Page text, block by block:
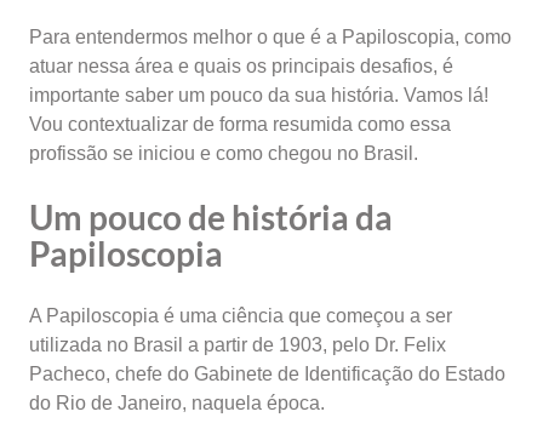
Para entendermos melhor o que é a Papiloscopia, como
atuar nessa área e quais os principais desafios, é
importante saber um pouco da sua história. Vamos lá!
Vou contextualizar de forma resumida como essa
profissão se iniciou e como chegou no Brasil.
Um pouco de história da
Papiloscopia
A Papiloscopia é uma ciência que começou a ser
utilizada no Brasil a partir de 1903, pelo Dr. Felix
Pacheco, chefe do Gabinete de Identificação do Estado
do Rio de Janeiro, naquela época.